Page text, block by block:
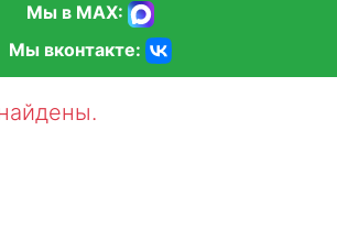
Мы в MAX:
Мы вконтакте: